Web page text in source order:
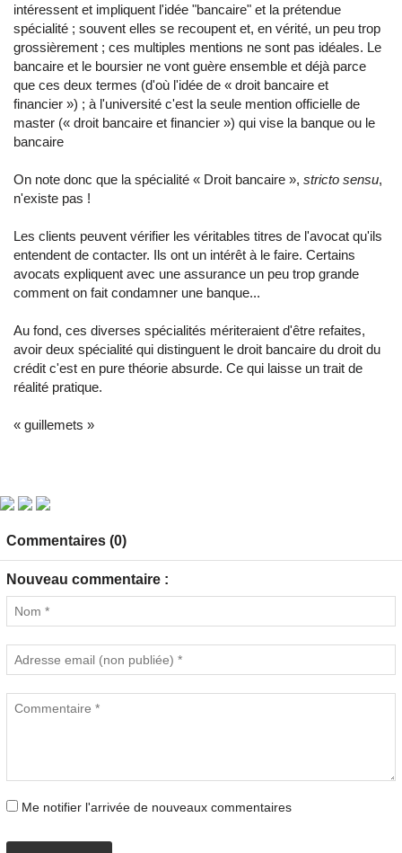
intéressent et impliquent l'idée "bancaire" et la prétendue
spécialité ; souvent elles se recoupent et, en vérité, un peu trop
grossièrement ; ces multiples mentions ne sont pas idéales. Le
bancaire et le boursier ne vont guère ensemble et déjà parce
que ces deux termes (d'où l'idée de « droit bancaire et
financier ») ; à l'université c'est la seule mention officielle de
master (« droit bancaire et financier ») qui vise la banque ou le
bancaire
On note donc que la spécialité « Droit bancaire », stricto sensu,
n'existe pas !
Les clients peuvent vérifier les véritables titres de l'avocat qu'ils
entendent de contacter. Ils ont un intérêt à le faire. Certains
avocats expliquent avec une assurance un peu trop grande
comment on fait condamner une banque...
Au fond, ces diverses spécialités mériteraient d'être refaites,
avoir deux spécialité qui distinguent le droit bancaire du droit du
crédit c'est en pure théorie absurde. Ce qui laisse un trait de
réalité pratique.
« guillemets »
Commentaires (0)
Nouveau commentaire :
Me notifier l'arrivée de nouveaux commentaires